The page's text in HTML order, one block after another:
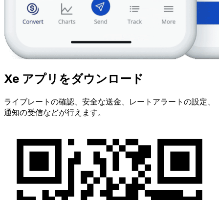
Xe アプリをダウンロード
ライブレートの確認、安全な送金、レートアラートの設定、
通知の受信などが行えます。